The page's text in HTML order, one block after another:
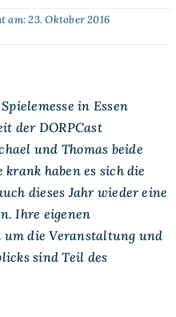
Patreon
am: 23. Oktober 2016
in Essen
der DORPCast
und Thomas beide
haben es sich die
dieses Jahr wieder eine
Ihre eigenen
die Veranstaltung und
sind Teil des